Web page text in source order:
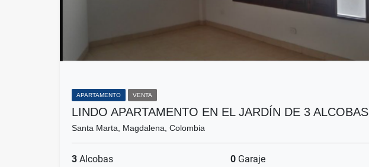
APARTAMENTO VENTA
LINDO APARTAMENTO EN EL JARDÍN DE 3 ALCOBAS
Santa Marta, Magdalena, Colombia
3 Alcobas 0 Garaje